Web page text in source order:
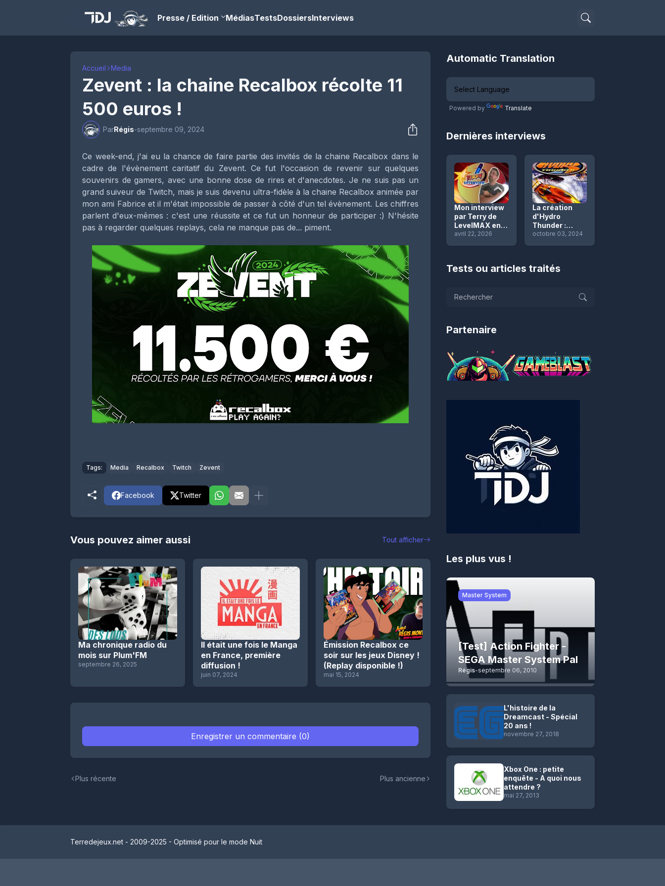
Presse / Edition MédiasTestsDossiersInterviews
Accueil Media
Zevent : la chaine Recalbox récolte 11
500 euros !
ParRégis-septembre 09, 2024
Ce week-end, j'ai eu la chance de faire partie des invités de la chaine Recalbox dans le
cadre de l'évènement caritatif du Zevent. Ce fut l'occasion de revenir sur quelques
souvenirs de gamers, avec une bonne dose de rires et d'anecdotes. Je ne suis pas un
grand suiveur de Twitch, mais je suis devenu ultra-fidèle à la chaine Recalbox animée par
mon ami Fabrice et il m'était impossible de passer à côté d'un tel évènement. Les chiffres
parlent d'eux-mêmes : c'est une réussite et ce fut un honneur de participer :) N'hésite
pas à regarder quelques replays, cela ne manque pas de... piment.
Tags: Media Recalbox Twitch Zevent
Facebook Twitter
Vous pouvez aimer aussi Tout afficher
Ma chronique radio du
mois sur Plum'FM
septembre 26, 2025
Il était une fois le Manga
en France, première
diffusion !
juin 07, 2024
Émission Recalbox ce
soir sur les jeux Disney !
(Replay disponible !)
mai 15, 2024
Enregistrer un commentaire (0)
Plus récente Plus ancienne
Automatic Translation
Powered by Translate
Dernières interviews
Mon interview
par Terry de
LevelMAX en
replay
avril 22, 2026
La création
d'Hydro
Thunder :
interview et
Thunder 2)
octobre 03, 2024
Tests ou articles traités
Partenaire
Les plus vus !
Master System
[Test] Action Fighter -
SEGA Master System Pal
Régis-septembre 06, 2010
L'histoire de la
Dreamcast - Spécial
20 ans !
novembre 27, 2018
Xbox One : petite
enquête - A quoi nous
attendre ?
mai 27, 2013
Terredejeux.net - 2009-2025 - Optimisé pour le mode Nuit